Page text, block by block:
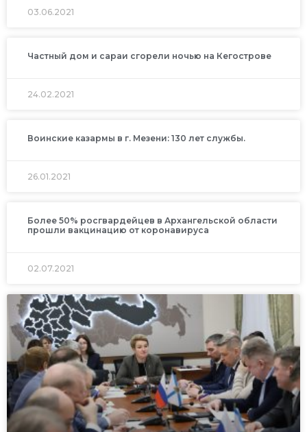
03.06.2021
Частный дом и сараи сгорели ночью на Кегострове
24.02.2021
Воинские казармы в г. Мезени: 130 лет службы.
26.01.2021
Более 50% росгвардейцев в Архангельской области
прошли вакцинацию от коронавируса
02.07.2021